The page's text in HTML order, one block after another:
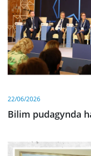
22/06/2026
Bilim pudagynda